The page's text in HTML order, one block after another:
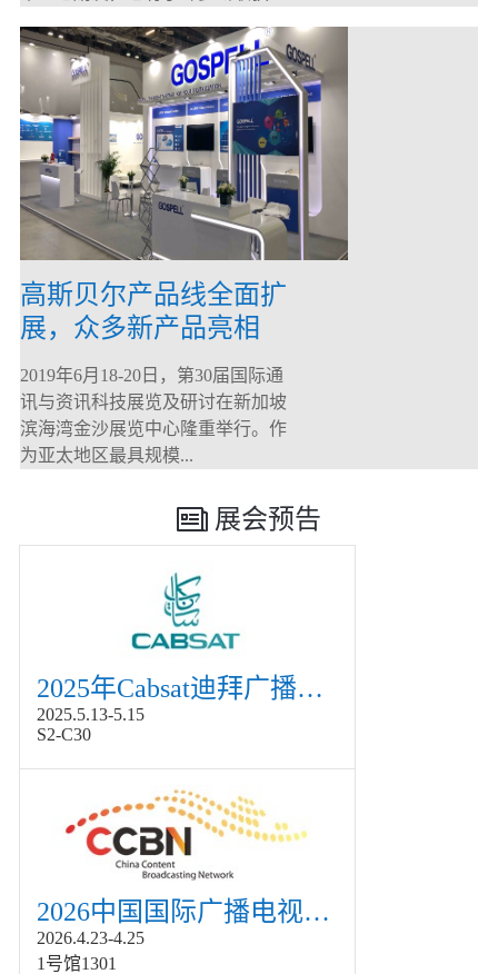
高斯贝尔产品线全面扩
展，众多新产品亮相
CommunicAsia 2019
2019年6月18-20日，第30届国际通
讯与资讯科技展览及研讨在新加坡
滨海湾金沙展览中心隆重举行。作
为亚太地区最具规模...
展会预告
2025年Cabsat迪拜广播电视展
2025.5.13-5.15
S2-C30
2026中国国际广播电视信息网络展览会展
2026.4.23-4.25
1号馆1301